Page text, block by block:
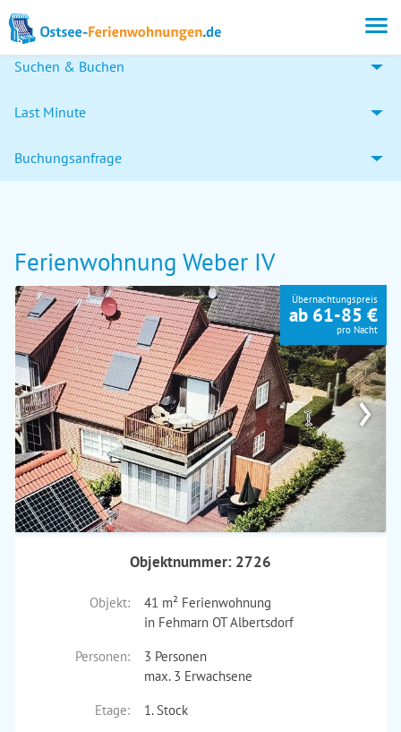
Suchen & Buchen
Last Minute
Buchungsanfrage
Ferienwohnung Weber IV
›
Übernachtungspreis
ab 61-85 €
pro Nacht
Objektnummer: 2726
Objekt:
41 m² Ferienwohnung
in Fehmarn OT Albertsdorf
Personen:
3 Personen
max. 3 Erwachsene
Etage:
1. Stock